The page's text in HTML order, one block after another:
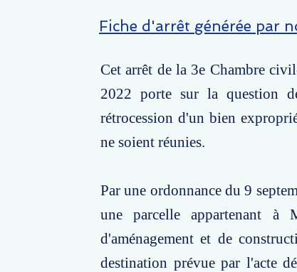
Fiche d'arrêt générée par
Cet arrêt de la 3e Chambre
2022 porte sur la question
rétrocession d'un bien
ne soient réunies.
Par une ordonnance du 9
une parcelle appartenant
d'aménagement et de
destination prévue par l'acte